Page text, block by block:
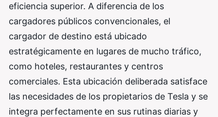
eficiencia superior. A diferencia de los
cargadores públicos convencionales, el
cargador de destino está ubicado
estratégicamente en lugares de mucho tráfico,
como hoteles, restaurantes y centros
comerciales. Esta ubicación deliberada satisface
las necesidades de los propietarios de Tesla y se
integra perfectamente en sus rutinas diarias y